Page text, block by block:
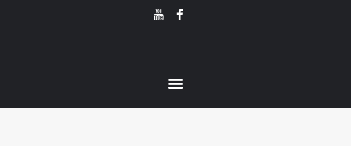
LE NAGINATA
👤 ESPACE MEMBRE